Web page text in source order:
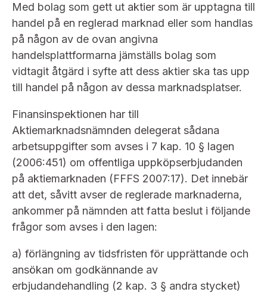
Med bolag som gett ut aktier som är upptagna till
handel på en reglerad marknad eller som handlas
på någon av de ovan angivna
handelsplattformarna jämställs bolag som
vidtagit åtgärd i syfte att dess aktier ska tas upp
till handel på någon av dessa marknadsplatser.
Finansinspektionen har till
Aktiemarknadsnämnden delegerat sådana
arbetsuppgifter som avses i 7 kap. 10 § lagen
(2006:451) om offentliga uppköpserbjudanden
på aktiemarknaden (FFFS 2007:17). Det innebär
att det, såvitt avser de reglerade marknaderna,
ankommer på nämnden att fatta beslut i följande
frågor som avses i den lagen:
a) förlängning av tidsfristen för upprättande och
ansökan om godkännande av
erbjudandehandling (2 kap. 3 § andra stycket)